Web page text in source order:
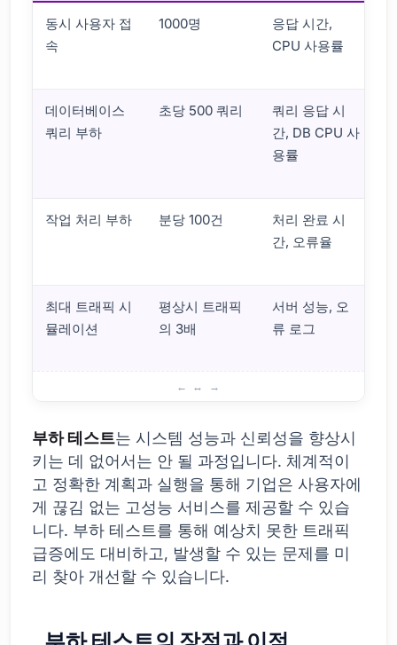
동시 사용자 접
속
1000명
응답 시간,
CPU 사용률
데이터베이스
쿼리 부하
초당 500 쿼리
쿼리 응답 시
간, DB CPU 사
용률
작업 처리 부하 분당 100건
처리 완료 시
간, 오류율
최대 트래픽 시
뮬레이션
평상시 트래픽
의 3배
서버 성능, 오
류 로그
부하 테스트는 시스템 성능과 신뢰성을 향상시
키는 데 없어서는 안 될 과정입니다. 체계적이
고 정확한 계획과 실행을 통해 기업은 사용자에
게 끊김 없는 고성능 서비스를 제공할 수 있습
니다. 부하 테스트를 통해 예상치 못한 트래픽
급증에도 대비하고, 발생할 수 있는 문제를 미
리 찾아 개선할 수 있습니다.